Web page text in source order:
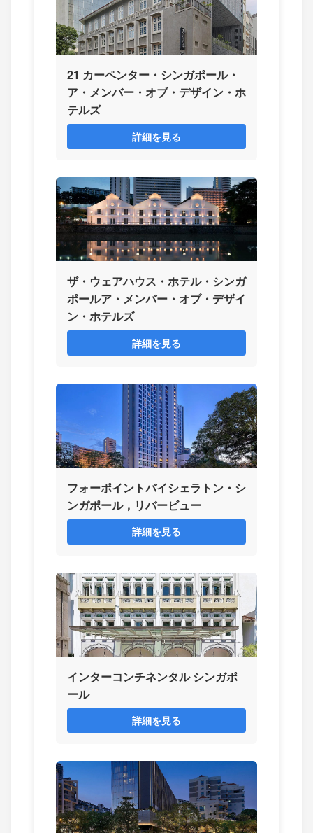
21 カーペンター・シンガポール・
ア・メンバー・オブ・デザイン・ホ
テルズ
詳細を見る
ザ・ウェアハウス・ホテル・シンガ
ポールア・メンバー・オブ・デザイ
ン・ホテルズ
詳細を見る
フォーポイントバイシェラトン・シ
ンガポール，リバービュー
詳細を見る
インターコンチネンタル シンガポ
ール
詳細を見る